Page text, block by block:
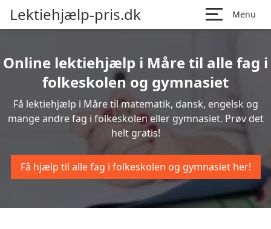
Lektiehjælp-pris.dk Menu
Online lektiehjælp i Måre til alle fag i
folkeskolen og gymnasiet
Få lektiehjælp i Måre til matematik, dansk, engelsk og
mange andre fag i folkeskolen eller gymnasiet. Prøv det
helt gratis!
Få hjælp til alle fag i folkeskolen og gymnasiet her!